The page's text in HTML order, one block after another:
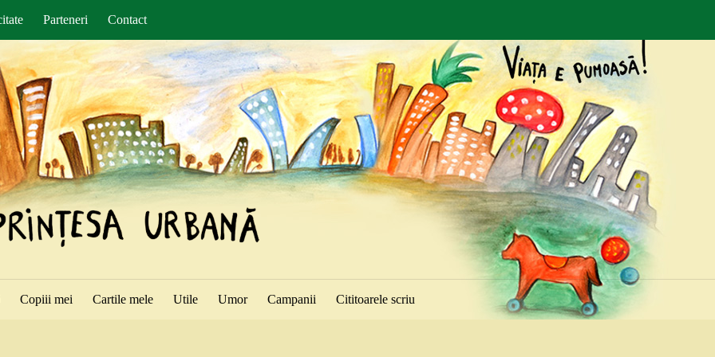
Parteneri Contact
Copiii mei Cartile mele Utile Umor Campanii Cititoarele scriu